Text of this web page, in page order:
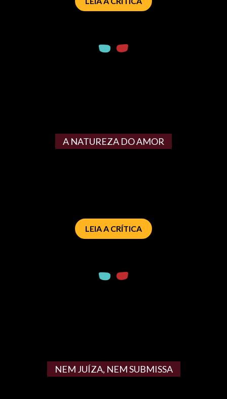
A NATUREZA DO AMOR
LEIA A CRÍTICA
NEM JUÍZA, NEM SUBMISSA